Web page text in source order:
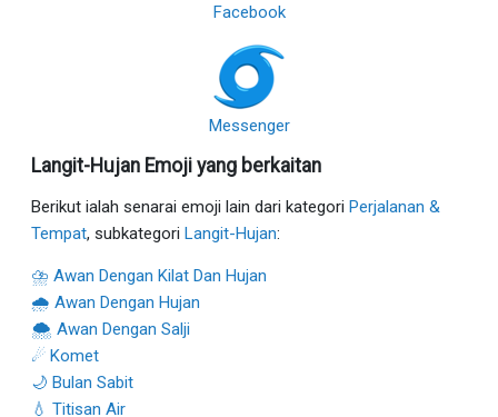
Facebook
Messenger
Langit-Hujan Emoji yang berkaitan
Berikut ialah senarai emoji lain dari kategori Perjalanan &
Tempat, subkategori Langit-Hujan:
⛈ Awan Dengan Kilat Dan Hujan
🌧 Awan Dengan Hujan
🌨 Awan Dengan Salji
☄ Komet
🌙 Bulan Sabit
💧 Titisan Air